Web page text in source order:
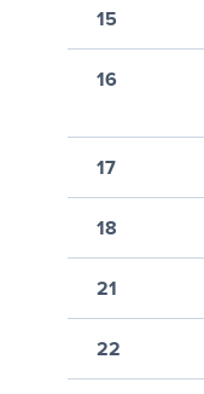
15
16
17
18
21
22